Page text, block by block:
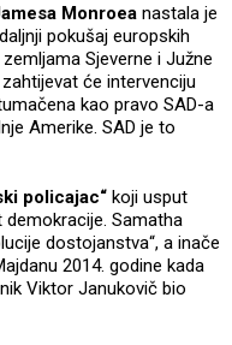
Monroea nastala je
pokušaj europskih
Sjeverne i Južne
će intervenciju
kao pravo SAD-a
Amerike. SAD je to
policajac“ koji usput
Samatha
dostojanstva“, a inače
2014. godine kada
Viktor Janukovič bio